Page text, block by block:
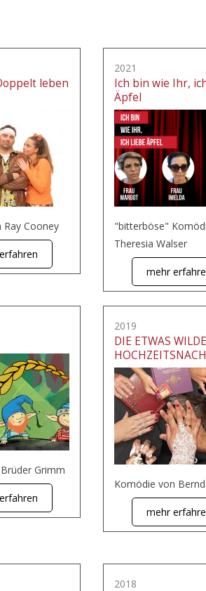
leben
Cooney
2021
Ich bin wie Ihr,
Äpfel
"bitterböse"
Theresia Walser
mehr
Grimm
2019
DIE ETWAS WILDE
Komödie von
mehr
2018